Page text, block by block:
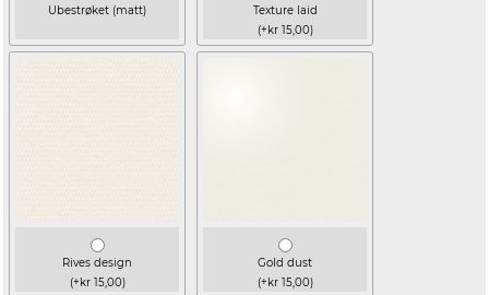
Ubestrøket (matt)
Texture laid
(+kr 15,00)
Rives design
(+kr 15,00)
Gold dust
(+kr 15,00)